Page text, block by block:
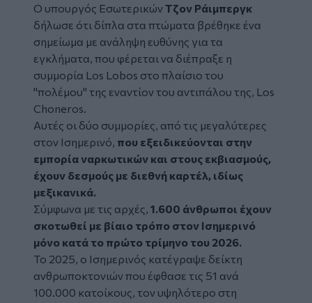
Ο υπουργός Εσωτερικών Τζον Ράιμπεργκ
δήλωσε ότι δίπλα στα πτώματα βρέθηκε ένα
σημείωμα με ανάληψη ευθύνης για τα
εγκλήματα, που φέρεται να διέπραξε η
συμμορία Los Lobos στο πλαίσιο του
"πολέμου" της εναντίον του αντιπάλου της, Los
Choneros.
Αυτές οι δύο συμμορίες, από τις μεγαλύτερες
στον Ισημερινό, που εξειδικεύονται στην
εμπορία ναρκωτικών και στους εκβιασμούς,
έχουν δεσμούς με διεθνή καρτέλ, ιδίως
μεξικανικά.
Σύμφωνα με τις αρχές, 1.600 άνθρωποι έχουν
σκοτωθεί με βίαιο τρόπο στον Ισημερινό
μόνο κατά το πρώτο τρίμηνο του 2026.
Το 2025, ο Ισημερινός κατέγραψε δείκτη
ανθρωποκτονιών που έφθασε τις 51 ανά
100.000 κατοίκους, τον υψηλότερο στη